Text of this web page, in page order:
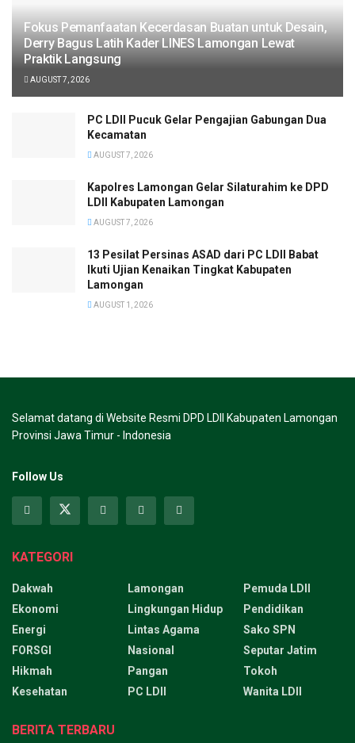
Fokus Pemanfaatan Kecerdasan Buatan untuk Desain,
Derry Bagus Latih Kader LINES Lamongan Lewat
Praktik Langsung
AUGUST 7, 2026
PC LDII Pucuk Gelar Pengajian Gabungan Dua
Kecamatan
AUGUST 7, 2026
Kapolres Lamongan Gelar Silaturahim ke DPD
LDII Kabupaten Lamongan
AUGUST 7, 2026
13 Pesilat Persinas ASAD dari PC LDII Babat
Ikuti Ujian Kenaikan Tingkat Kabupaten
Lamongan
AUGUST 1, 2026
Selamat datang di Website Resmi DPD LDII Kabupaten Lamongan
Provinsi Jawa Timur - Indonesia
Follow Us
KATEGORI
Dakwah
Ekonomi
Energi
FORSGI
Hikmah
Kesehatan
Lamongan
Lingkungan Hidup
Lintas Agama
Nasional
Pangan
PC LDII
Pemuda LDII
Pendidikan
Sako SPN
Seputar Jatim
Tokoh
Wanita LDII
BERITA TERBARU